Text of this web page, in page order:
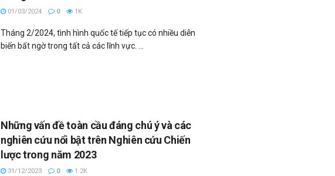
01/03/2024 0 1K
Tháng 2/2024, tình hình quốc tế tiếp tục có nhiều diễn
biến bất ngờ trong tất cả các lĩnh vực. ...
Những vấn đề toàn cầu đáng chú ý và các
nghiên cứu nổi bật trên Nghiên cứu Chiến
lược trong năm 2023
31/12/2023 0 1.2K